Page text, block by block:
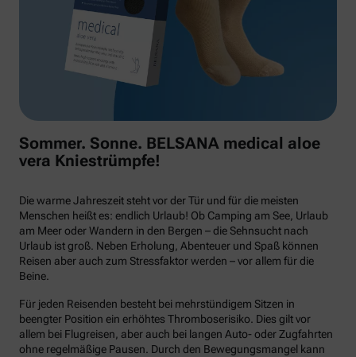
Sommer. Sonne. BELSANA medical aloe
vera Kniestrümpfe!
Die warme Jahreszeit steht vor der Tür und für die meisten
Menschen heißt es: endlich Urlaub! Ob Camping am See, Urlaub
am Meer oder Wandern in den Bergen – die Sehnsucht nach
Urlaub ist groß. Neben Erholung, Abenteuer und Spaß können
Reisen aber auch zum Stressfaktor werden – vor allem für die
Beine.
Für jeden Reisenden besteht bei mehrstündigem Sitzen in
beengter Position ein erhöhtes Thromboserisiko. Dies gilt vor
allem bei Flugreisen, aber auch bei langen Auto- oder Zugfahrten
ohne regelmäßige Pausen. Durch den Bewegungsmangel kann